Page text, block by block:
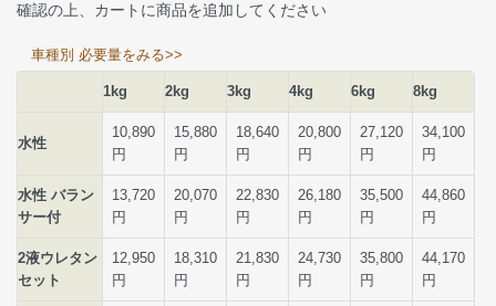
確認の上、カートに商品を追加してください
車種別 必要量をみる>>